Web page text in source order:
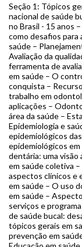
Seção 1: Tópicos
nacional de saúde
no Brasil - 15 anos
como desafios
saúde –
Avaliação da
ferramenta de
em saúde – O
conquista –
trabalho em
aplicações –
área da saúde –
Epidemiologia e
epidemiológicos
epidemiológicos
dentária: uma visão
em saúde coletiva
aspectos clínicos e
em saúde – O uso
em saúde –
serviços e
de saúde bucal:
tópicos gerais em
prevenção em